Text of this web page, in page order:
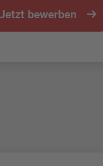
Jetzt bewerben